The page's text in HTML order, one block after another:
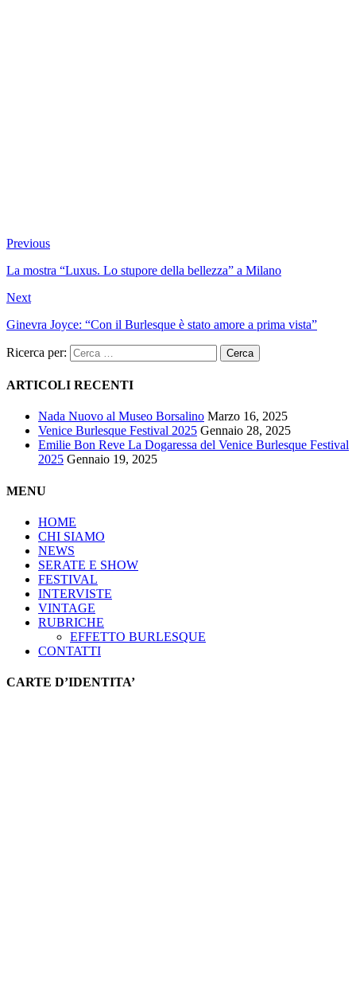
Previous
La mostra “Luxus. Lo stupore della bellezza” a Milano
Next
Ginevra Joyce: “Con il Burlesque è stato amore a prima vista”
Ricerca per:
ARTICOLI RECENTI
Nada Nuovo al Museo Borsalino Marzo 16, 2025
Venice Burlesque Festival 2025 Gennaio 28, 2025
Emilie Bon Reve La Dogaressa del Venice Burlesque Festival
2025 Gennaio 19, 2025
MENU
HOME
CHI SIAMO
NEWS
SERATE E SHOW
FESTIVAL
INTERVISTE
VINTAGE
RUBRICHE
EFFETTO BURLESQUE
CONTATTI
CARTE D’IDENTITA’